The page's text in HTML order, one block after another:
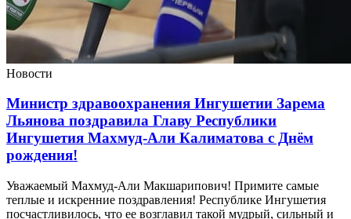
Новости
Министр здравоохранения Ингушетии Зарема
Льянова поздравила Главу Республики
Ингушетия Махмуд-Али Калиматова с Днём
рождения!
Уважаемый Махмуд-Али Макшарипович! Примите самые
теплые и искренние поздравления! Республике Ингушетия
посчастливилось, что ее возглавил такой мудрый, сильный и